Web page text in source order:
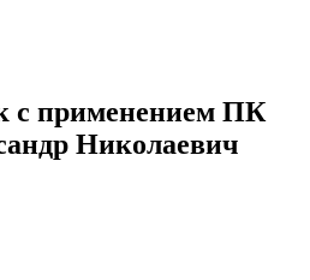
с применением ПК
Николаевич